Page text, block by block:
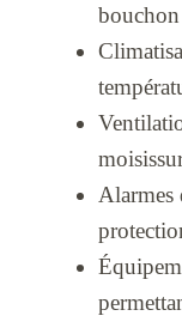
bouchon
Alarmes